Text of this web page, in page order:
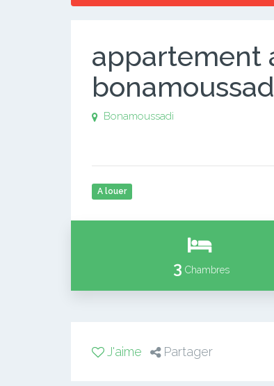
appartement
Bonamoussadi
A louer
3 Chambres
J'aime Partager